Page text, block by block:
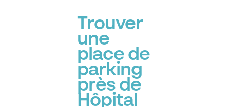
Trouver
une
place de
parking
près de
Hôpital